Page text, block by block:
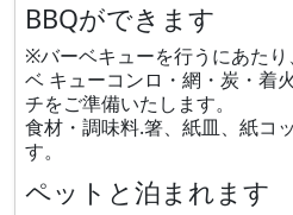
BBQができます
※バーベキューを行うにあた
ベ キューコンロ・網・炭・着
チをご準備いたします。
食材・調味料.箸、紙皿、紙コ
す。
ペットと泊まれます